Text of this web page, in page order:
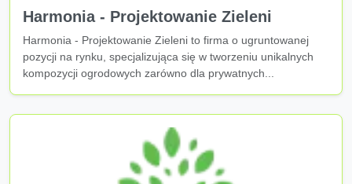
Harmonia - Projektowanie Zieleni
Harmonia - Projektowanie Zieleni to firma o ugruntowanej
pozycji na rynku, specjalizująca się w tworzeniu unikalnych
kompozycji ogrodowych zarówno dla prywatnych...